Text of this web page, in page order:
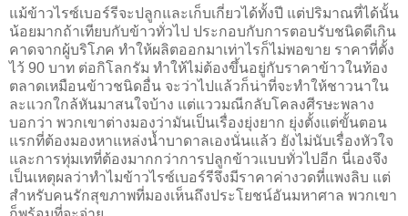
แม้ข้าวไรซ์เบอร์รีจะปลูกและเก็บเกี่ยวได้ทั้งปี แต่ปริมาณที่ได้นั้น
น้อยมากถ้าเทียบกับข้าวทั่วไป ประกอบกับการตอบรับชนิดดีเกิน
คาดจากผู้บริโภค ทำให้ผลิตออกมาเท่าไรก็ไม่พอขาย ราคาที่ตั้ง
ไว้ 90 บาท ต่อกิโลกรัม ทำให้ไม่ต้องขึ้นอยู่กับราคาข้าวในท้อง
ตลาดเหมือนข้าวชนิดอื่น จะว่าไปแล้วก็น่าที่จะทำให้ชาวนาใน
ละแวกใกล้หันมาสนใจบ้าง แต่แววมณีกลับโคลงศีรษะพลาง
บอกว่า พวกเขาต่างมองว่ามันเป็นเรื่องยุ่งยาก ยุ่งตั้งแต่ขั้นตอน
แรกที่ต้องมองหาแหล่งน้ำบาดาลเองนั่นแล้ว ยังไม่นับเรื่องหัวใจ
และการทุ่มเทที่ต้องมากกว่าการปลูกข้าวแบบทั่วไปอีก นี่เองจึง
เป็นเหตุผลว่าทำไมข้าวไรซ์เบอร์รีจึงมีราคาค่างวดที่แพงลิบ แต่
สำหรับคนรักสุขภาพที่มองเห็นถึงประโยชน์อันมหาศาล พวกเขา